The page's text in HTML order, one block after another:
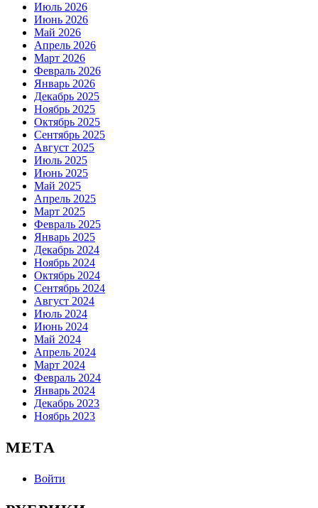
Июль 2026
Июнь 2026
Май 2026
Апрель 2026
Март 2026
Февраль 2026
Январь 2026
Декабрь 2025
Ноябрь 2025
Октябрь 2025
Сентябрь 2025
Август 2025
Июль 2025
Июнь 2025
Май 2025
Апрель 2025
Март 2025
Февраль 2025
Январь 2025
Декабрь 2024
Ноябрь 2024
Октябрь 2024
Сентябрь 2024
Август 2024
Июль 2024
Июнь 2024
Май 2024
Апрель 2024
Март 2024
Февраль 2024
Январь 2024
Декабрь 2023
Ноябрь 2023
МЕТА
Войти